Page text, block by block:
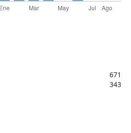
671
343